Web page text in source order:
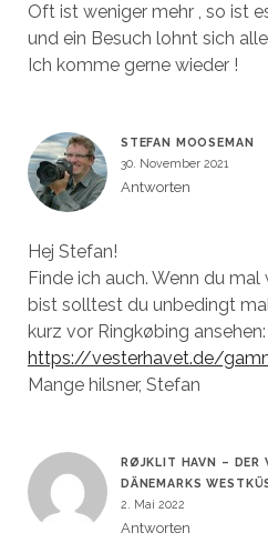
Oft ist weniger mehr , so ist
und ein Besuch lohnt sich
Ich komme gerne wieder !
STEFAN MOOSEMAN
30. November 2021
Antworten
Hej Stefan!
Finde ich auch. Wenn du
bist solltest du unbedingt
kurz vor Ringkøbing ansehen:
https://vesterhavet.de/
Mange hilsner, Stefan
RØJKLIT HAVN – DER
DÄNEMARKS
2. Mai 2022
Antworten